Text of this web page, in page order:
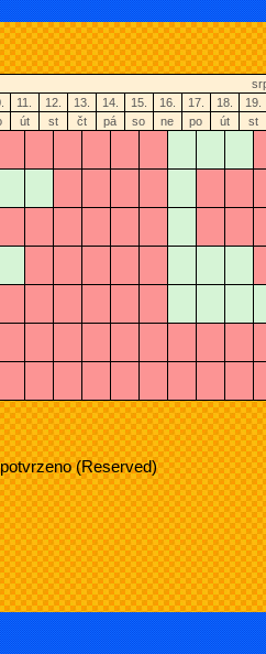
11. 12. 13. 14. 15. 16. 17. 18.
19.
út st čt pá so ne po út st
(Reserved)